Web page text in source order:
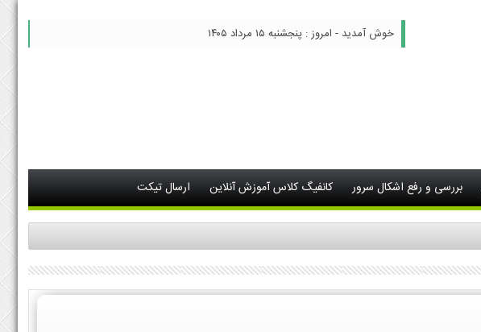
خوش آمدید - امروز : پنجشنبه ۱۵ مرداد ۱۴۰۵
بررسی و رفع اشکال سرور کانفیگ کلاس آموزش آنلاین ارسال تیکت